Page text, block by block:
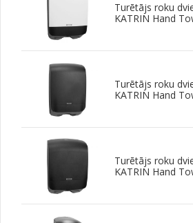
Turētājs roku
KATRIN Hand
Turētājs roku
KATRIN Hand
Turētājs roku
KATRIN Hand